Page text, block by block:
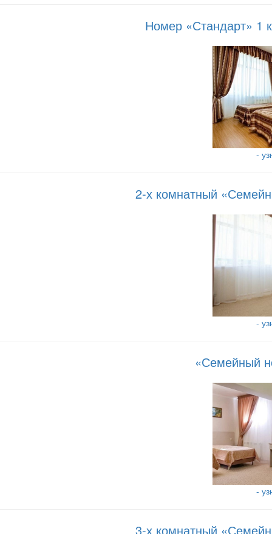
Номер «Стандарт» 1
-
2-х комнатный
-
«Семейный
-
3-х комнатный